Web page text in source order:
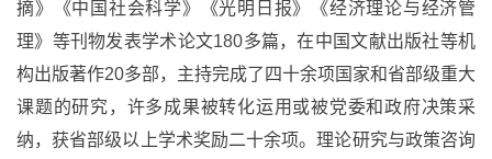
摘》《中国社会科学》《光明日报》《经济理论与经济管
理》等刊物发表学术论文180多篇，在中国文献出版社等机
构出版著作20多部，主持完成了四十余项国家和省部级重大
课题的研究，许多成果被转化运用或被党委和政府决策采
纳，获省部级以上学术奖励二十余项。理论研究与政策咨询